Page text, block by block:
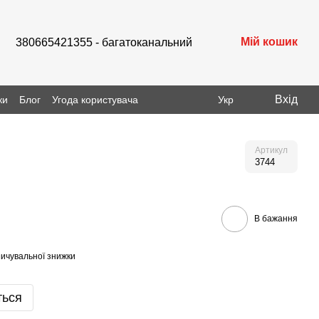
380665421355 - багатоканальний Мій кошик
Блог Угода користувача Укр Вхід
Артикул
3744
В бажання
знижки